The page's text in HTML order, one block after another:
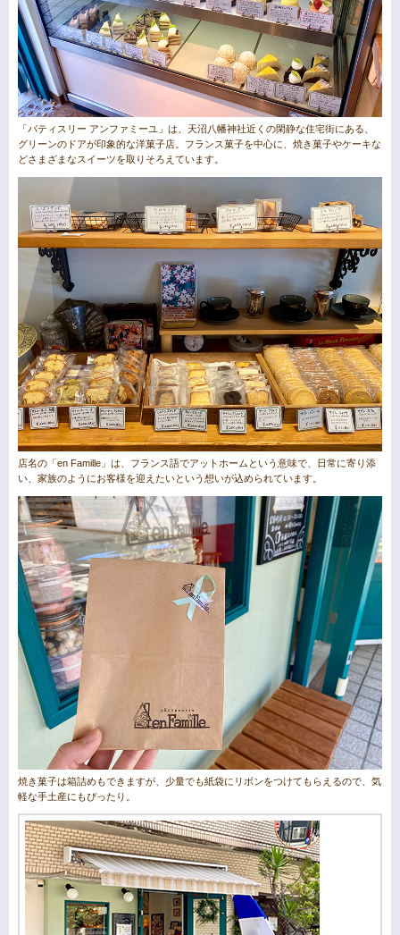
「パティスリー アンファミーユ」は、天沼八幡神社近くの閑静な住宅街にある、
グリーンのドアが印象的な洋菓子店。フランス菓子を中心に、焼き菓子やケーキな
どさまざまなスイーツを取りそろえています。
店名の「en Famille」は、フランス語でアットホームという意味で、日常に寄り添
い、家族のようにお客様を迎えたいという想いが込められています。
焼き菓子は箱詰めもできますが、少量でも紙袋にリボンをつけてもらえるので、気
軽な手土産にもぴったり。